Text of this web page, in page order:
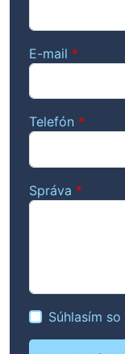
E-mail *
Telefón *
Správa *
Súhlasím so